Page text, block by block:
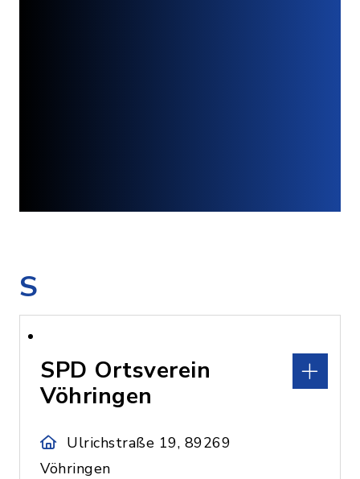
S
SPD Ortsverein
Vöhringen
Ulrichstraße 19, 89269
Vöhringen